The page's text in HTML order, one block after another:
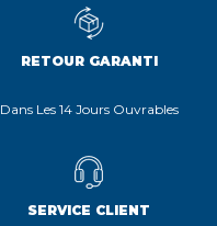
RETOUR GARANTI
Dans Les 14 Jours Ouvrables
SERVICE CLIENT